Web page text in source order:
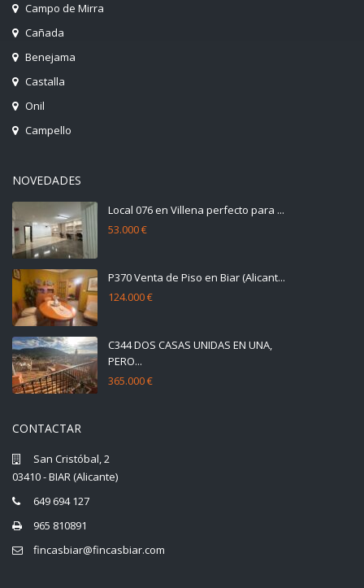
Campo de Mirra
Cañada
Benejama
Castalla
Onil
Campello
NOVEDADES
Local 076 en Villena perfecto para ...
53.000 €
P370 Venta de Piso en Biar (Alicant...
124.000 €
C344 DOS CASAS UNIDAS EN UNA,
PERO...
365.000 €
CONTACTAR
San Cristóbal, 2
03410 - BIAR (Alicante)
649 694 127
965 810891
fincasbiar@fincasbiar.com